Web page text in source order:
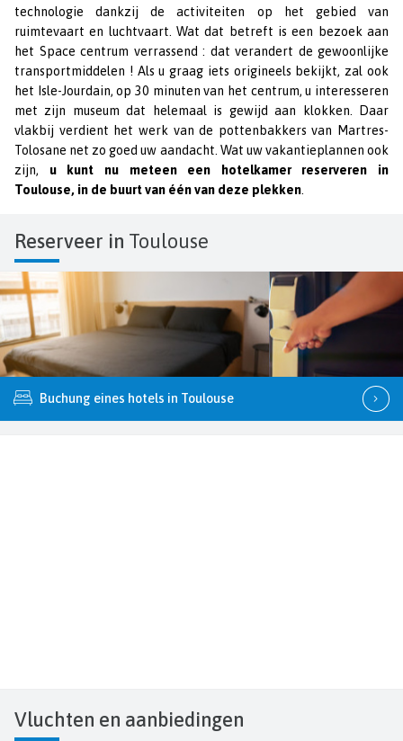
technologie dankzij de activiteiten op het gebied van
ruimtevaart en luchtvaart. Wat dat betreft is een bezoek aan
het Space centrum verrassend : dat verandert de gewoonlijke
transportmiddelen ! Als u graag iets origineels bekijkt, zal ook
het Isle-Jourdain, op 30 minuten van het centrum, u interesseren
met zijn museum dat helemaal is gewijd aan klokken. Daar
vlakbij verdient het werk van de pottenbakkers van Martres-
Tolosane net zo goed uw aandacht. Wat uw vakantieplannen ook
zijn, u kunt nu meteen een hotelkamer reserveren in
Toulouse, in de buurt van één van deze plekken
Reserveer in Toulouse
Buchung eines hotels in Toulouse
Vluchten en aanbiedingen